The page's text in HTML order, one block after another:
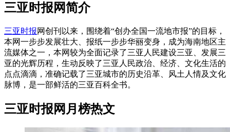
三亚时报网简介
三亚时报网创刊以来，围绕着“创办全国一流地市报”的目标，
本网一步步发展壮大、报纸一步步华丽变身，成为海南地区主
流媒体之一，本网较为全面记录了三亚人民建设三亚、发展三
亚的光辉历程，生动反映了三亚人民政治、经济、文化生活的
点点滴滴，准确记载了三亚城市的历史沿革、风土人情及文化
脉博，是一部鲜活的三亚百科全书。
三亚时报网月榜热文